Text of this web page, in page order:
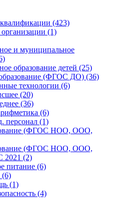
(423)
организации (1)
и муниципальное
образование детей (25)
(ФГОС ДО) (36)
технологии (6)
(20)
(36)
(6)
персонал (1)
(ФГОС НОО, ООО,
(ФГОС НОО, ООО,
(2)
питание (6)
(6)
(1)
(4)